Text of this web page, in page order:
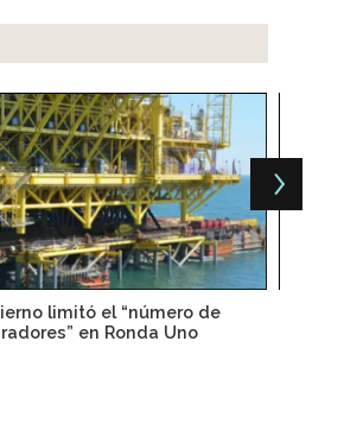
limitó el “número de
en Ronda Uno